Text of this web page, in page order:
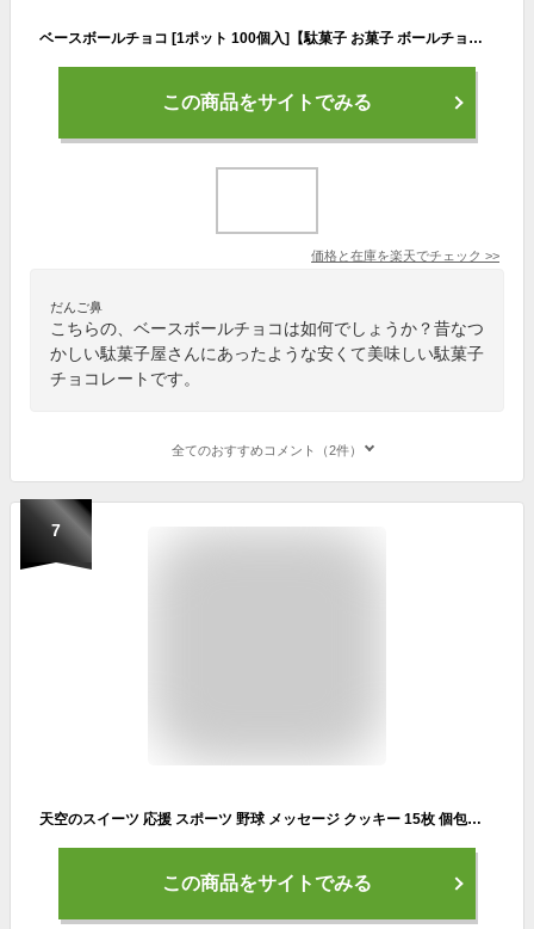
ベースボールチョコ [1ポット 100個入]【駄菓子 お菓子 ボールチョコ チョコレート ポット 景品向け ノベルティ向け プレゼントなどに アミューズ バレンタイン 義理チョコ】
この商品をサイトでみる
価格と在庫を楽天でチェック >>
だんご鼻
こちらの、ベースボールチョコは如何でしょうか？昔なつ
かしい駄菓子屋さんにあったような安くて美味しい駄菓子
チョコレートです。
全てのおすすめコメント（2件）
7
天空のスイーツ 応援 スポーツ 野球 メッセージ クッキー 15枚 個包装 お取り寄せ
この商品をサイトでみる